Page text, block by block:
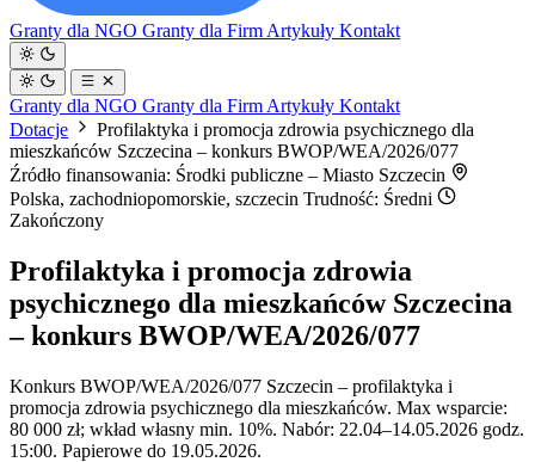
Granty dla NGO Granty dla Firm Artykuły Kontakt
Granty dla NGO Granty dla Firm Artykuły Kontakt
Dotacje
Profilaktyka i promocja zdrowia psychicznego dla
mieszkańców Szczecina – konkurs BWOP/WEA/2026/077
Źródło finansowania: Środki publiczne – Miasto Szczecin
Polska, zachodniopomorskie, szczecin Trudność: Średni
Zakończony
Profilaktyka i promocja zdrowia
psychicznego dla mieszkańców Szczecina
– konkurs BWOP/WEA/2026/077
Konkurs BWOP/WEA/2026/077 Szczecin – profilaktyka i
promocja zdrowia psychicznego dla mieszkańców. Max wsparcie:
80 000 zł; wkład własny min. 10%. Nabór: 22.04–14.05.2026 godz.
15:00. Papierowe do 19.05.2026.